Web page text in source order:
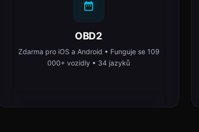
OBD2
Zdarma pro iOS a Android • Funguje se 109
000+ vozidly • 34 jazyků